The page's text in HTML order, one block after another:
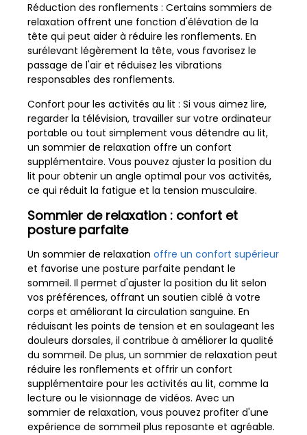
Réduction des ronflements : Certains sommiers de
relaxation offrent une fonction d'élévation de la
tête qui peut aider à réduire les ronflements. En
surélevant légèrement la tête, vous favorisez le
passage de l'air et réduisez les vibrations
responsables des ronflements.
Confort pour les activités au lit : Si vous aimez lire,
regarder la télévision, travailler sur votre ordinateur
portable ou tout simplement vous détendre au lit,
un sommier de relaxation offre un confort
supplémentaire. Vous pouvez ajuster la position du
lit pour obtenir un angle optimal pour vos activités,
ce qui réduit la fatigue et la tension musculaire.
Sommier de relaxation : confort et
posture parfaite
Un sommier de relaxation offre un confort supérieur
et favorise une posture parfaite pendant le
sommeil. Il permet d'ajuster la position du lit selon
vos préférences, offrant un soutien ciblé à votre
corps et améliorant la circulation sanguine. En
réduisant les points de tension et en soulageant les
douleurs dorsales, il contribue à améliorer la qualité
du sommeil. De plus, un sommier de relaxation peut
réduire les ronflements et offrir un confort
supplémentaire pour les activités au lit, comme la
lecture ou le visionnage de vidéos. Avec un
sommier de relaxation, vous pouvez profiter d'une
expérience de sommeil plus reposante et agréable.